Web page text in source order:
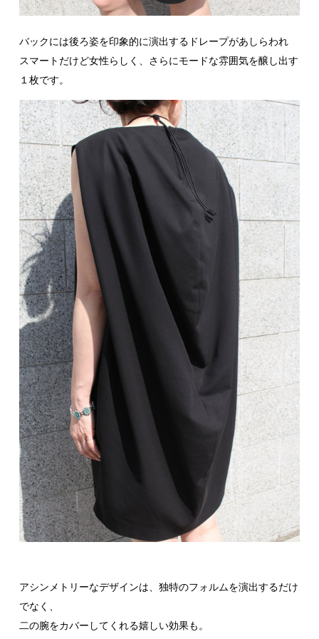
バックには後ろ姿を印象的に演出するドレープがあしらわれ
スマートだけど女性らしく、さらにモードな雰囲気を醸し出す
１枚です。
アシンメトリーなデザインは、独特のフォルムを演出するだけ
でなく、
二の腕をカバーしてくれる嬉しい効果も。